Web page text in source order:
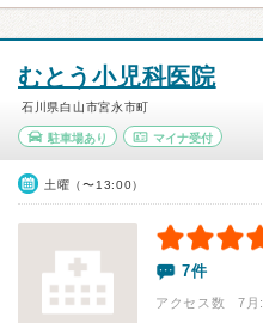
むとう小児科医院
石川県白山市宮永市町
駐車場あり マイナ受付
土曜（〜13:00）
7件
アクセス数 7月: